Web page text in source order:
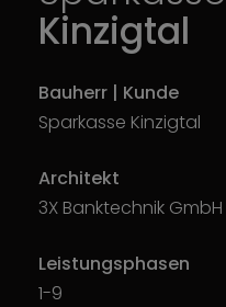
Kinzigtal
Bauherr | Kunde
Sparkasse Kinzigtal
Architekt
3X Banktechnik GmbH
Leistungsphasen
1-9